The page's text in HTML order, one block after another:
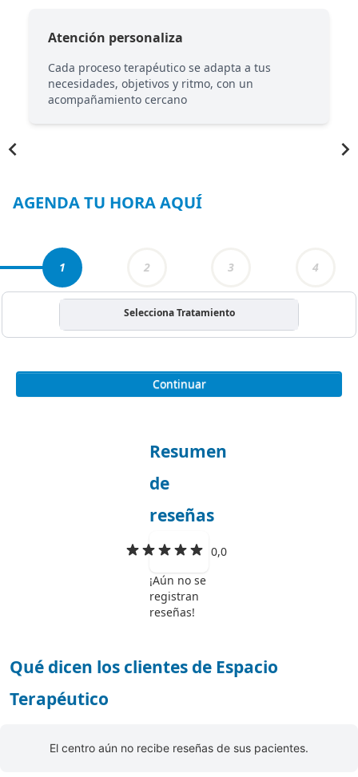
Atención personaliza
Cada proceso terapéutico se adapta a tus
necesidades, objetivos y ritmo, con un
acompañamiento cercano
AGENDA TU HORA AQUÍ
1 2 3 4
Selecciona Tratamiento
Continuar
Resumen
de
reseñas
0,0
¡Aún no se
registran
reseñas!
Qué dicen los clientes de Espacio
Terapéutico
El centro aún no recibe reseñas de sus pacientes.